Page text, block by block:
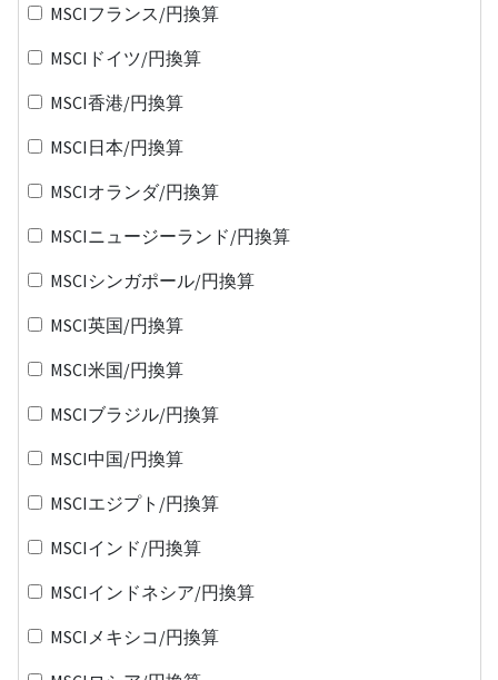
MSCIフランス/円換算
MSCIドイツ/円換算
MSCI香港/円換算
MSCI日本/円換算
MSCIオランダ/円換算
MSCIニュージーランド/円換算
MSCIシンガポール/円換算
MSCI英国/円換算
MSCI米国/円換算
MSCIブラジル/円換算
MSCI中国/円換算
MSCIエジプト/円換算
MSCIインド/円換算
MSCIインドネシア/円換算
MSCIメキシコ/円換算